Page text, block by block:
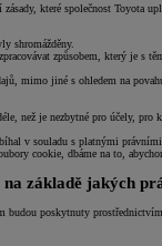
které společnost Toyota
shromážděny.
způsobem, který je s
mimo jiné s ohledem na
než je nezbytné pro účely, pro
v souladu s platnými
cookie, dbáme na to,
základě jakých
poskytnuty